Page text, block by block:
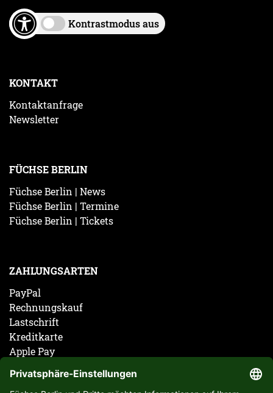
Kontrastmodus aus
KONTAKT
Kontaktanfrage
Newsletter
FÜCHSE BERLIN
Füchse Berlin | News
Füchse Berlin | Termine
Füchse Berlin | Tickets
ZAHLUNGSARTEN
PayPal
Rechnungskauf
Lastschrift
Kreditkarte
Apple Pay